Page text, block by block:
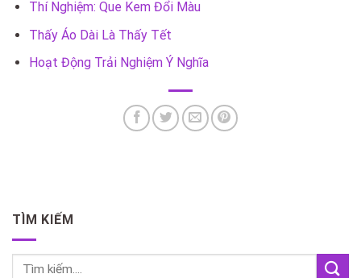
Thí Nghiệm: Que Kem Đổi Màu
Thấy Áo Dài Là Thấy Tết
Hoạt Động Trải Nghiệm Ý Nghĩa
TÌM KIẾM